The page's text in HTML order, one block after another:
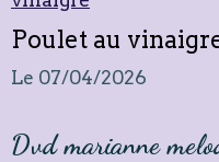
Poulet au
Le 07/04/2026
Dvd marianne